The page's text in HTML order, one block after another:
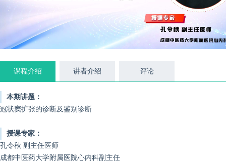
课程介绍 讲者介绍 评论
本期讲题：
冠状窦扩张的诊断及鉴别诊断
授课专家：
孔令秋 副主任医师
成都中医药大学附属医院心内科副主任